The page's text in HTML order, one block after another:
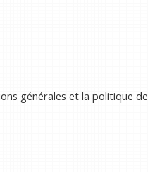
générales et la politique de